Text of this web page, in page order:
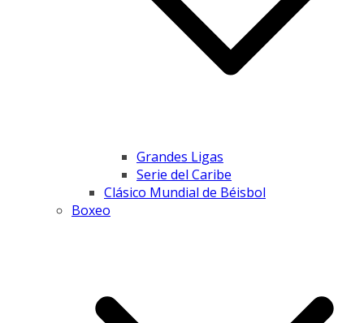
Grandes Ligas
Serie del Caribe
Clásico Mundial de Béisbol
Boxeo